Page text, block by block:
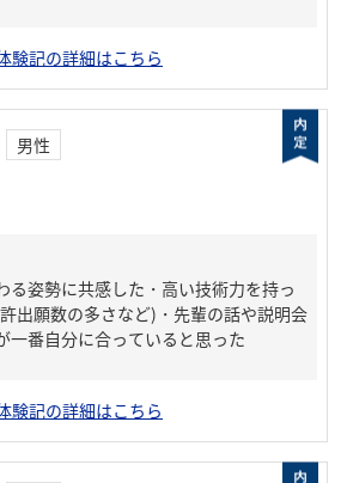
験記の詳細はこちら
男性
る姿勢に共感した・高い技術力を持っ
出願数の多さなど)・先輩の話や説明会
一番自分に合っていると思った
験記の詳細はこちら